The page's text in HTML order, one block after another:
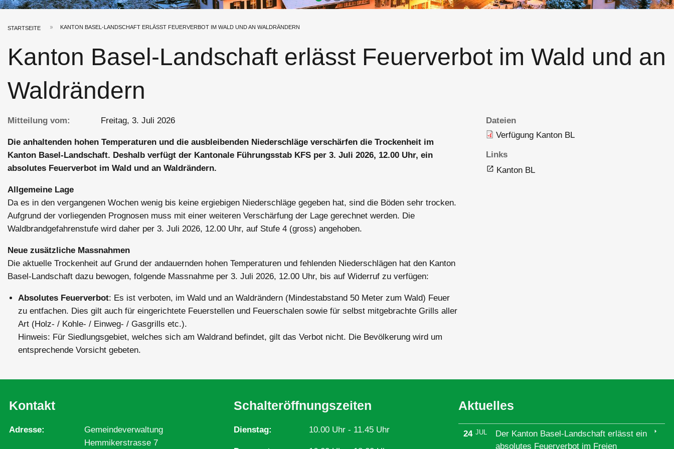
Pfadnavigation
STARTSEITE KANTON BASEL-LANDSCHAFT ERLÄSST FEUERVERBOT IM WALD UND AN WALDRÄNDERN
Kanton Basel-Landschaft erlässt Feuerverbot im Wald und an
Waldrändern
Mitteilung vom Freitag, 3. Juli 2026
Die anhaltenden hohen Temperaturen und die ausbleibenden Niederschläge verschärfen die Trockenheit im
Kanton Basel-Landschaft. Deshalb verfügt der Kantonale Führungsstab KFS per 3. Juli 2026, 12.00 Uhr, ein
absolutes Feuerverbot im Wald und an Waldrändern.
Allgemeine Lage
Da es in den vergangenen Wochen wenig bis keine ergiebigen Niederschläge gegeben hat, sind die Böden sehr trocken.
Aufgrund der vorliegenden Prognosen muss mit einer weiteren Verschärfung der Lage gerechnet werden. Die
Waldbrandgefahrenstufe wird daher per 3. Juli 2026, 12.00 Uhr, auf Stufe 4 (gross) angehoben.
Neue zusätzliche Massnahmen
Die aktuelle Trockenheit auf Grund der andauernden hohen Temperaturen und fehlenden Niederschlägen hat den Kanton
Basel-Landschaft dazu bewogen, folgende Massnahme per 3. Juli 2026, 12.00 Uhr, bis auf Widerruf zu verfügen:
Absolutes Feuerverbot: Es ist verboten, im Wald und an Waldrändern (Mindestabstand 50 Meter zum Wald) Feuer
zu entfachen. Dies gilt auch für eingerichtete Feuerstellen und Feuerschalen sowie für selbst mitgebrachte Grills aller
Art (Holz- / Kohle- / Einweg- / Gasgrills etc.).
Hinweis: Für Siedlungsgebiet, welches sich am Waldrand befindet, gilt das Verbot nicht. Die Bevölkerung wird um
entsprechende Vorsicht gebeten.
Dateien
Verfügung Kanton BL
Links
Kanton BL
Kontakt
Adresse
Gemeindeverwaltung
Hemmikerstrasse 7
Schalteröffnungszeiten
Dienstag 10.00 Uhr - 11.45 Uhr
Aktuelles
24 JUL
Der Kanton Basel-Landschaft erlässt ein
absolutes Feuerverbot im Freien
arrow_right